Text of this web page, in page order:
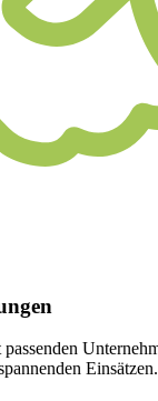
Einsätzen.